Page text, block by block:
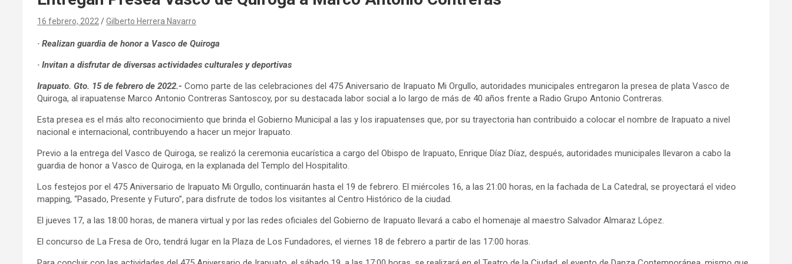
16 febrero, 2022 Gilberto Herrera Navarro
· Realizan guardia de honor a Vasco de Quiroga
· Invitan a disfrutar de diversas actividades culturales y deportivas
Irapuato. Gto. 15 de febrero de 2022.- Como parte de las celebraciones del 475 Aniversario de Irapuato Mi Orgullo, autoridades municipales entregaron la presea de plata Vasco de
Quiroga, al irapuatense Marco Antonio Contreras Santoscoy, por su destacada labor social a lo largo de más de 40 años frente a Radio Grupo Antonio Contreras.
Esta presea es el más alto reconocimiento que brinda el Gobierno Municipal a las y los irapuatenses que, por su trayectoria han contribuido a colocar el nombre de Irapuato a nivel
nacional e internacional, contribuyendo a hacer un mejor Irapuato.
Previo a la entrega del Vasco de Quiroga, se realizó la ceremonia eucarística a cargo del Obispo de Irapuato, Enrique Díaz Díaz, después, autoridades municipales llevaron a cabo la
guardia de honor a Vasco de Quiroga, en la explanada del Templo del Hospitalito.
Los festejos por el 475 Aniversario de Irapuato Mi Orgullo, continuarán hasta el 19 de febrero. El miércoles 16, a las 21:00 horas, en la fachada de La Catedral, se proyectará el video
mapping, “Pasado, Presente y Futuro”, para disfrute de todos los visitantes al Centro Histórico de la ciudad.
El jueves 17, a las 18:00 horas, de manera virtual y por las redes oficiales del Gobierno de Irapuato llevará a cabo el homenaje al maestro Salvador Almaraz López.
El concurso de La Fresa de Oro, tendrá lugar en la Plaza de Los Fundadores, el viernes 18 de febrero a partir de las 17:00 horas.